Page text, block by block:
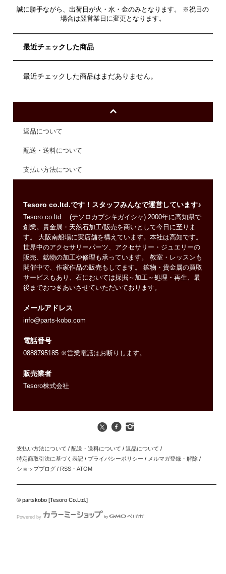
誠に勝手ながら、出荷日が火・水・金のみとなります。 ※祝日の
場合は翌営業日に変更となります。
最近チェックした商品
最近チェックした商品はまだありません。
返品について
配送・送料について
支払い方法について
Tesoro co.ltd.です！スタッフみんなで運営しています♪
Tesoro co.ltd. (テソロカブシキガイシャ) 2000年に高知県で
創業。貴金属・天然石加工/販売を商いとして今日に至りま
す。 大阪南船場に実店舗を構えています。本社は高知です。
世界中のアクセサリーパーツ、アクセサリー・ジュエリーの
販売、鉱物の加工や修理も承っています。 教室・レッスンも
開催中で、作家作品の販売もしてます。 鉱物・貴金属の買取
サービスもあり、石においては採掘～加工～処理・再生、最
後までおつきあいさせていただいております。
メールアドレス
info@parts-kobo.com
電話番号
0888795185 ※営業電話はお断りします。
販売業者
Tesoro株式会社
支払い方法について / 配送・送料について / 返品について /
特定商取引法に基づく表記 / プライバシーポリシー / メルマガ登録・解除 /
ショップブログ / RSS ・ATOM
© partskobo [Tesoro Co.Ltd.]
Powered by